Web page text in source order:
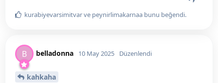
kurabiyevarsimitvarve peynirlimakarnaa bunu beğendi.
B belladonna 10 May 2025 Düzenlendi
kahkaha